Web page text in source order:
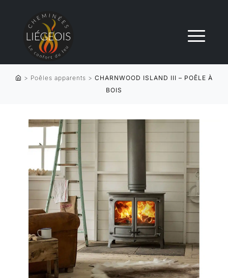
> Poêles apparents > CHARNWOOD ISLAND III – POÊLE À
BOIS